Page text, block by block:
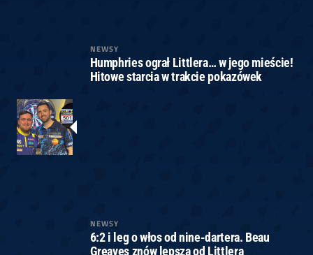
NEWSY
Humphries ograł Littlera… w jego mieście!
Hitowe starcia w trakcie pokazówek
NEWSY
6:2 i leg o włos od nine-dartera. Beau
Greaves znów lepsza od Littlera